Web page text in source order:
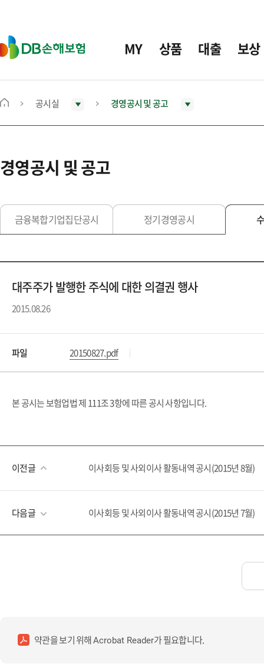
D
B
보
MY 상품 대출 보상
메
으
로
동
공시실 경영공시 및 공고
경영공시 및 공고
금융복합기업집단공시 정기경영공시
대주주가 발행한 주식에 대한 의결권 행사
2015.08.26
파일 20150827.pdf
본 공시는 보험업법 제 111조 3항에 따른 공시 사항입니다.
이전글 이사회등 및 사외이사 활동내역 공시(2015년 8월)
다음글 이사회등 및 사외이사 활동내역 공시(2015년 7월)
약관을 보기 위해Acrobat Reader가 필요합니다.